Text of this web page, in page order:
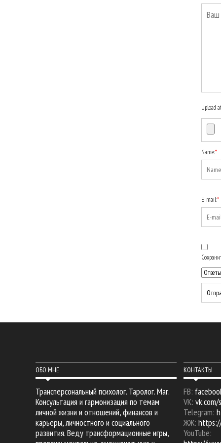
Upload
Name:*
E-mail:*
ОБО МНЕ
Трансперсональный психолог. Таролог. Маг.
Консультация и гармонизация по темам
личной жизни и отношений, финансов и
карьеры, личностного и социального
развития. Веду трансформационные игры,
КОНТАКТЫ
FB:
VK: vk.com/
Telegram:
ЖЖ:
YouTube: